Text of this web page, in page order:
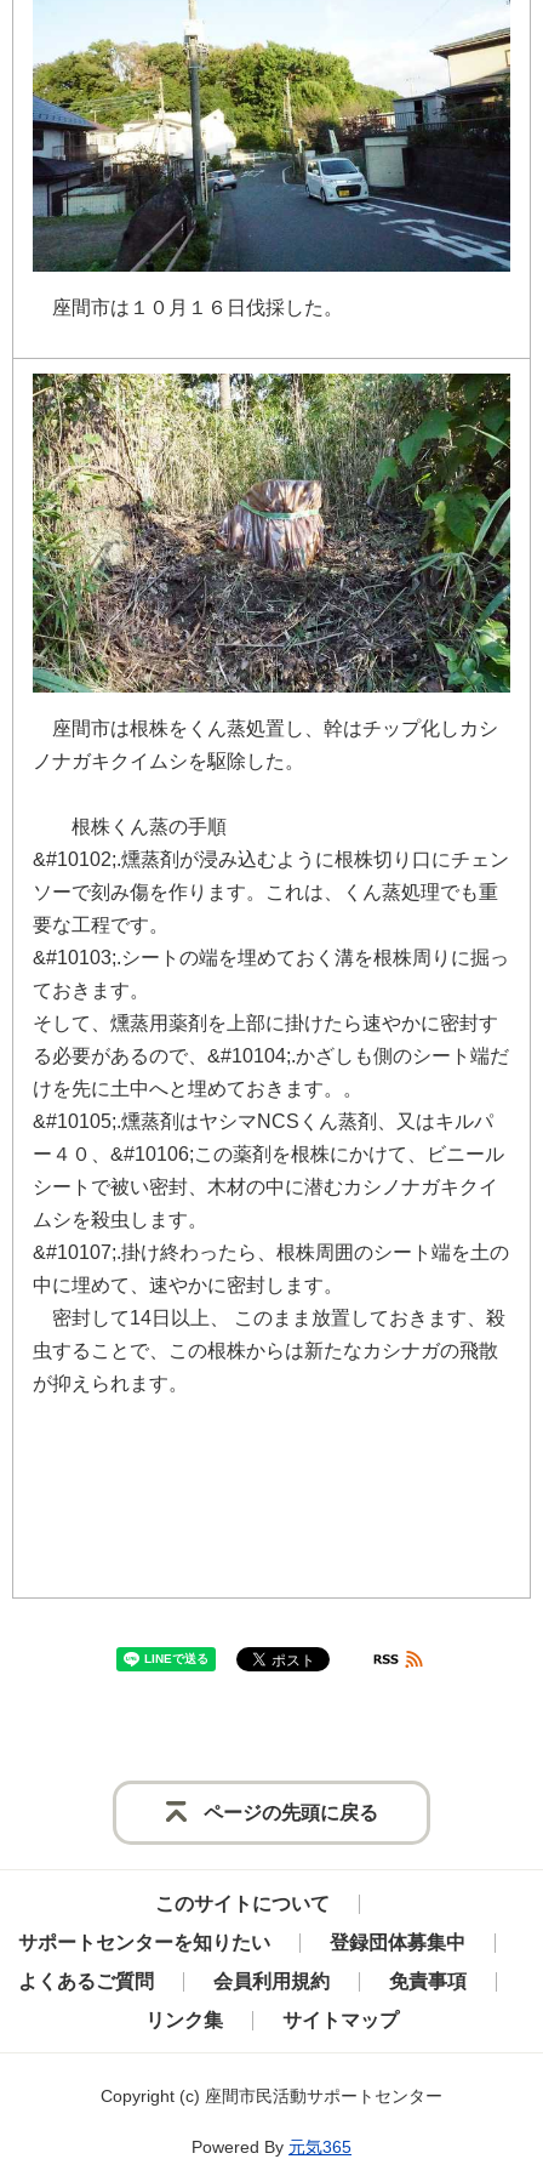
座間市は １ ０ 月 １ ６ 日 伐採した 。
座間市は根株を く ん蒸処置 し 幹はチップ化し カ シ
ノナガキ ク イ ム シを駆除 した 。
根株 く ん蒸の手順
&#10102;.燻蒸剤 が浸み込むよ う に根株切 り 口にチ ェ ン
ソーで刻 み傷を作り ま す。 こ れは く ん蒸処理でも重
要な工程です。
&#10103;.シー ト の端を埋めてお く 溝を根株周 り に掘っ
ておき ま す。
そ して 燻蒸用薬剤 を 上部に掛けた ら速やかに密封す
る必要があるので &#10104;.かざし も側のシー ト 端だ
けを先に土中へと埋めておき ま す。
。
&#10105;.燻蒸剤 はヤシマNCS く ん蒸剤 又 はキ ルパ
ー ４ ０ &#10106;こ の薬剤 を根株にかけて ビニール
シー ト で被い密封 木材の中に潜むカ シ ノナガキ ク イ
ム シを殺虫 し ま す。
&#10107;.掛け終わった ら 根株周 囲のシー ト 端を土の
中に埋めて 速やかに密封し ま す。
密封して14日 以 上 こ のま ま 放置 しておき ま す
殺
虫する こ と で こ の根株からは新たなカ シナガの飛散
が抑 え られま す。
ページの先頭に戻る
このサイトについて
サポートセンターを知りたい
登録団体募集中
よくあるご質問
会員利用規約
免責事項
リンク集
サイトマップ
Copyright (c) 座間市民活動サポートセンター
Powered By 元気365